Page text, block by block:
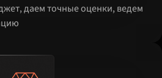
даем точные оценки, ведем